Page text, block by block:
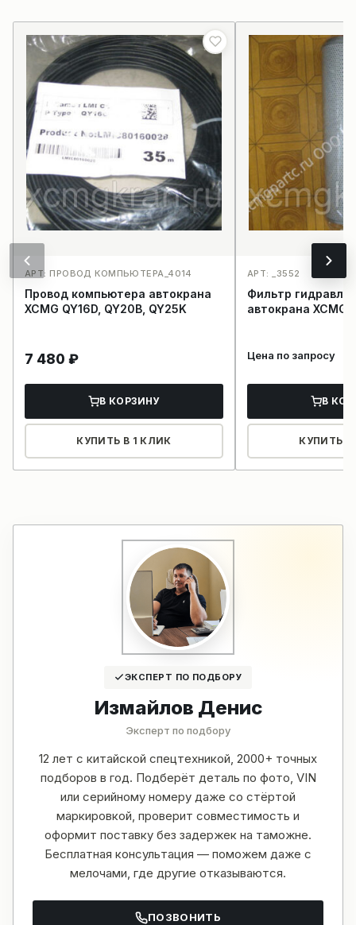
АРТ: ПРОВОД КОМПЬЮТЕРА_4014
Провод компьютера автокрана
XCMG QY16D, QY20B, QY25K
7 480 ₽
В КОРЗИНУ
КУПИТЬ В 1 КЛИК
АРТ: _3552
Фильтр
автокрана XCMG
Цена по запросу
В
КУПИТЬ В
ЭКСПЕРТ ПО ПОДБОРУ
Измайлов Денис
Эксперт по подбору
12 лет с китайской спецтехникой, 2000+ точных
подборов в год. Подберёт деталь по фото, VIN
или серийному номеру даже со стёртой
маркировкой, проверит совместимость и
оформит поставку без задержек на таможне.
Бесплатная консультация — поможем даже с
мелочами, где другие отказываются.
ПОЗВОНИТЬ